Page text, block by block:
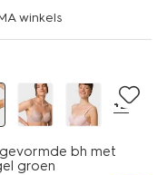
winkels
+2
bh met
groen